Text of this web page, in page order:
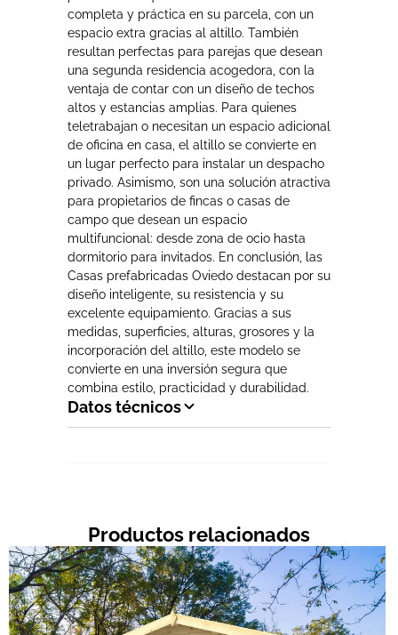
completa y práctica en su parcela, con un
espacio extra gracias al altillo. También
resultan perfectas para parejas que desean
una segunda residencia acogedora, con la
ventaja de contar con un diseño de techos
altos y estancias amplias. Para quienes
teletrabajan o necesitan un espacio adicional
de oficina en casa, el altillo se convierte en
un lugar perfecto para instalar un despacho
privado. Asimismo, son una solución atractiva
para propietarios de fincas o casas de
campo que desean un espacio
multifuncional: desde zona de ocio hasta
dormitorio para invitados. En conclusión, las
Casas prefabricadas Oviedo destacan por su
diseño inteligente, su resistencia y su
excelente equipamiento. Gracias a sus
medidas, superficies, alturas, grosores y la
incorporación del altillo, este modelo se
convierte en una inversión segura que
combina estilo, practicidad y durabilidad.
Datos técnicos
Productos relacionados